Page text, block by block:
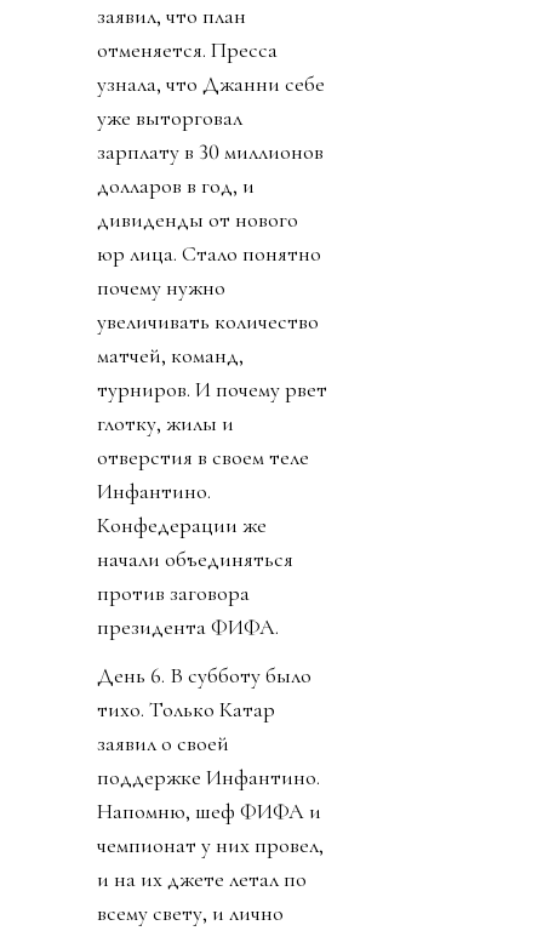
заявил, что план
отменяется. Пресса
узнала, что Джанни себе
уже выторговал
зарплату в 30 миллионов
долларов в год, и
дивиденды от нового
юр лица. Стало понятно
почему нужно
увеличивать количество
матчей, команд,
турниров. И почему рвет
глотку, жилы и
отверстия в своем теле
Инфантино.
Конфедерации же
начали объединяться
против заговора
президента ФИФА.
День 6. В субботу было
тихо. Только Катар
заявил о своей
поддержке Инфантино.
Напомню, шеф ФИФА и
чемпионат у них провел,
и на их джете летал по
всему свету, и лично